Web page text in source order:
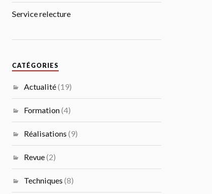
Service relecture
CATÉGORIES
Actualité(19)
Formation(4)
Réalisations (9)
Revue(2)
Techniques (8)